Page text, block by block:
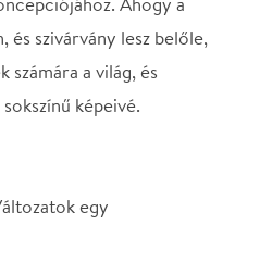
alatt alkotott
írta róla: egyetlen
való festés,
szükséges luxus”.
ugyanolyan, e
formák és ártatlan
világhírű